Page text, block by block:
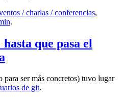
/ charlas / conferencias,
.
que pasa el
para ser más concretos) tuvo lugar
de git.